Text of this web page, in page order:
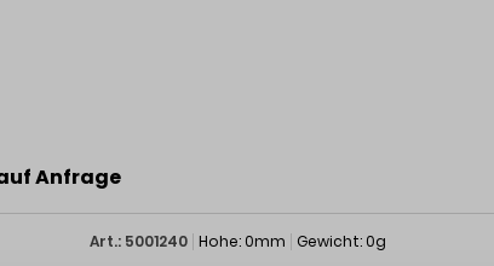
Anfrage
Art.: 5001240 Hohe: 0mm Gewicht: 0g